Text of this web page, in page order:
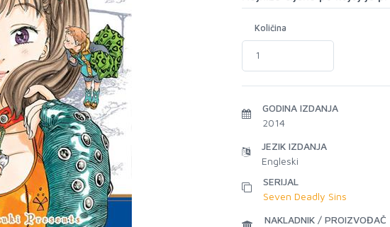
Količina
GODINA IZDANJA
2014
JEZIK IZDANJA
Engleski
SERIJAL
Seven Deadly Sins
NAKLADNIK / PROIZVOĐAČ